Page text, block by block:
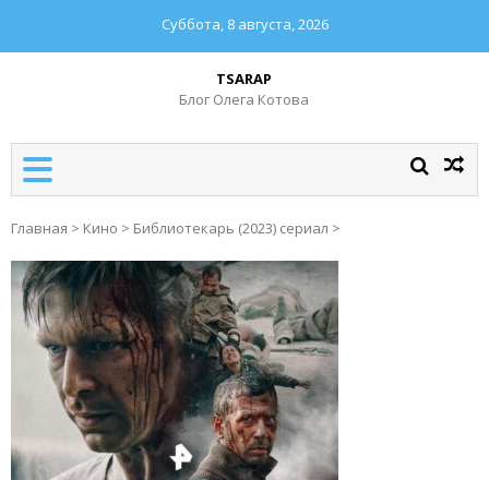
Суббота, 8 августа, 2026
TSARAP
Блог Олега Котова
Главная > Кино > Библиотекарь (2023) сериал >